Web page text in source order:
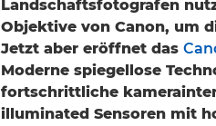
Landschaftsfotografen
Objektive von Canon, um
Jetzt aber eröffnet das
Moderne spiegellose
fortschrittliche
illuminated Sensoren mit